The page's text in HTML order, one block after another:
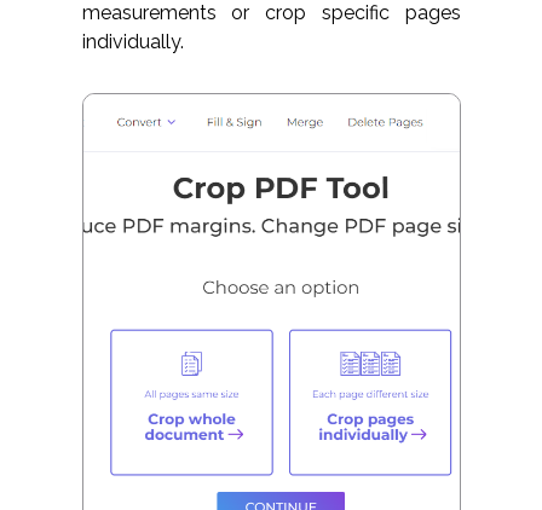
measurements or crop specific pages
individually.